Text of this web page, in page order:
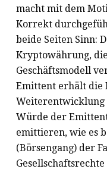
macht mit dem
Korrekt
beide Seiten Sinn:
Kryptowährung,
Geschäftsmodell
Emittent erhält die
Weiterentwicklung
Würde der
emittieren, wie es
(Börsengang) der